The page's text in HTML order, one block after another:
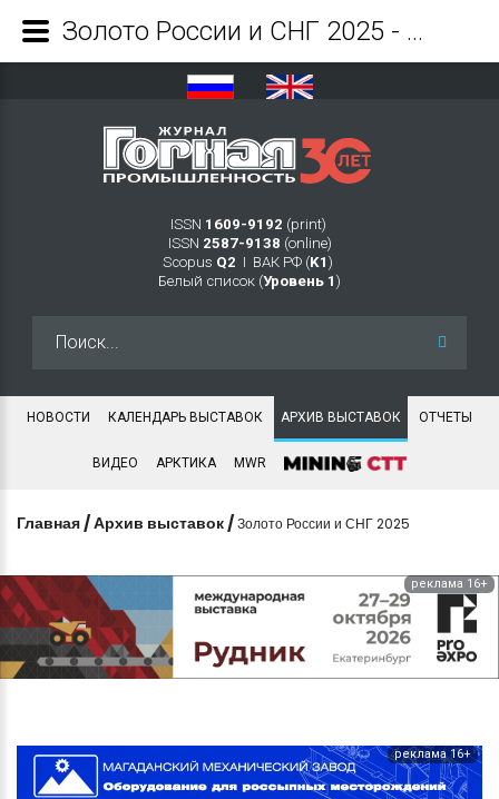
ISSN 1609-9192 (print)
ISSN 2587-9138 (online)
Scopus Q2 Ι ВАК РФ (K1 )
Белый список (Уровень 1 )
НОВОСТИ КАЛЕНДАРЬ ВЫСТАВОК АРХИВ ВЫСТАВОК ОТЧЕТЫ
ВИДЕО АРКТИКА MWR
Главная /Архив выставок /Золото России и СНГ 2025
реклама 16+
реклама 16+
Золото России и СНГ 2025 - Журнал Горная промышленность